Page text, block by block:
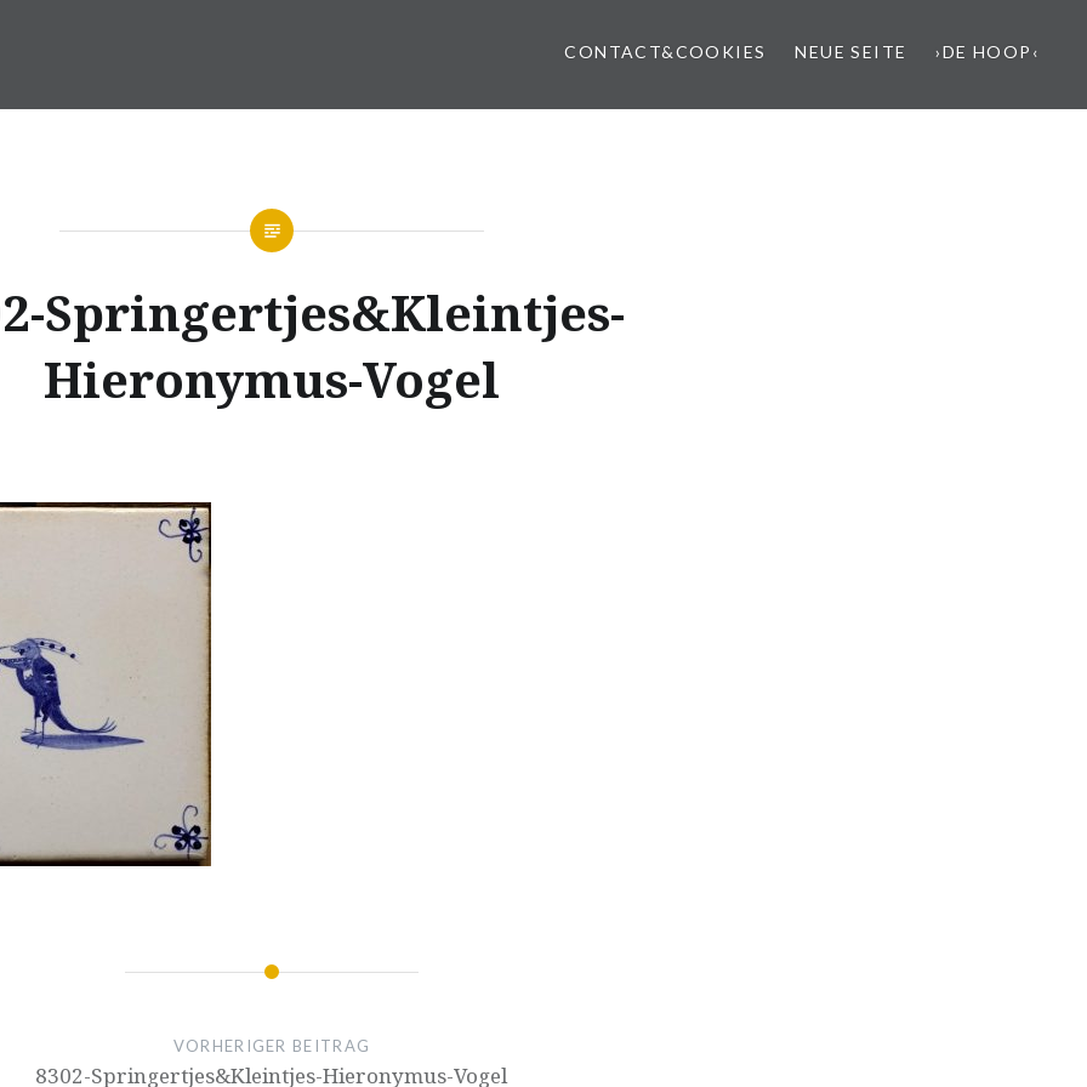
CONTACT&COOKIES NEUE SEITE ›DE HOOP‹
Springertjes&Kleintjes-
Hieronymus-Vogel
VORHERIGER BEITRAG
8302-Springertjes&Kleintjes-Hieronymus-Vogel